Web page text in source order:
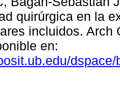
quirúrgica en la
incluidos. Arch
en: